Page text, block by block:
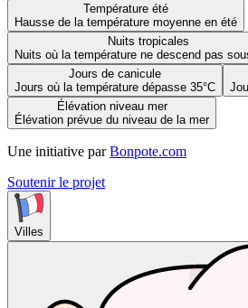
Température été
Hausse de la température moyenne en été
Nuits tropicales
Nuits où la température ne descend pas
Jours de canicule
Jours où la température dépasse 35°C
Élévation niveau mer
Élévation prévue du niveau de la mer
Une initiative par Bonpote.com
Soutenir le projet
Villes